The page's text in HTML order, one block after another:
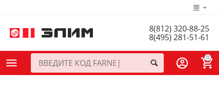
8(812) 320-88-25
8(495) 281-51-61
0